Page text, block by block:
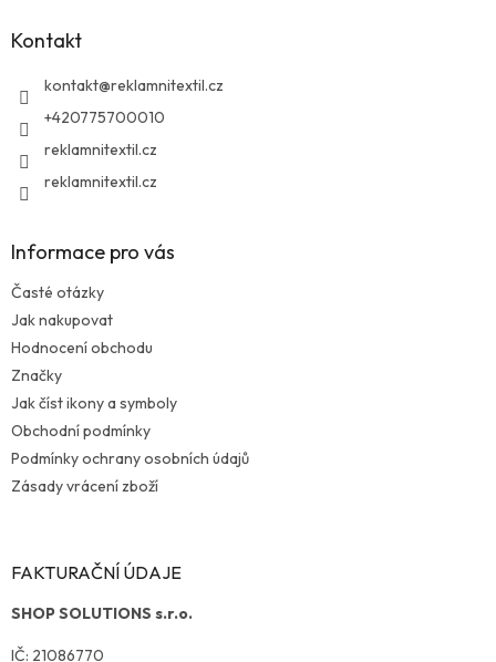
Kontakt
kontakt@reklamnitextil.cz
+420775700010
reklamnitextil.cz
reklamnitextil.cz
Informace pro vás
Časté otázky
Jak nakupovat
Hodnocení obchodu
Značky
Jak číst ikony a symboly
Obchodní podmínky
Podmínky ochrany osobních údajů
Zásady vrácení zboží
FAKTURAČNÍ ÚDAJE
SHOP SOLUTIONS s.r.o.
IČ: 21086770